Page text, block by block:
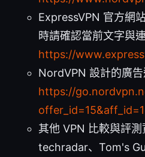
ExpressVPN 官方網
時請確認當前文字與
https://
NordVPN 設計的廣
https://
其他 VPN 比較與評
techradar、Tom's